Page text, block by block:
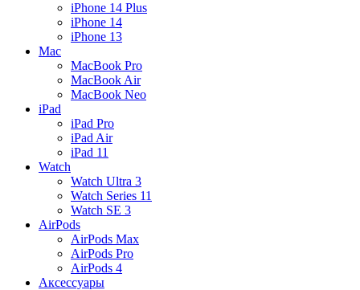
iPhone 14 Plus
iPhone 14
iPhone 13
Mac
MacBook Pro
MacBook Air
MacBook Neo
iPad
iPad Pro
iPad Air
iPad 11
Watch
Watch Ultra 3
Watch Series 11
Watch SE 3
AirPods
AirPods Max
AirPods Pro
AirPods 4
Аксессуары